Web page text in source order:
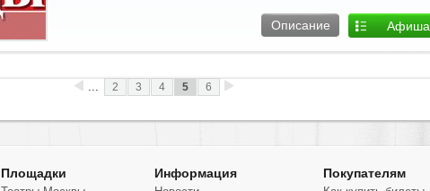
Афиша
Описание
... 2 3 4 5 6
Площадки Информация Покупателям